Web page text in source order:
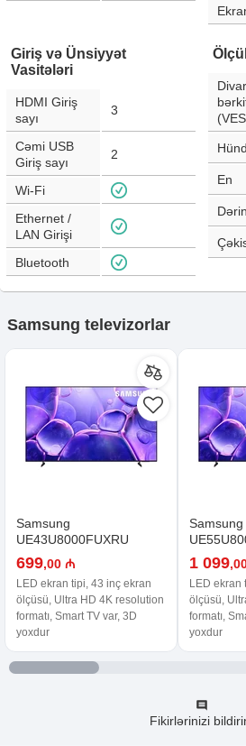
Giriş və Ünsiyyət
Vasitələri
HDMI Giriş
sayı
3
Cəmi USB
Giriş sayı
2
Wi-Fi
Ethernet /
LAN Girişi
Bluetooth
En
Samsung televizorlar
Samsung
UE43U8000FUXRU
699,00 ₼
LED ekran tipi, 43 inç ekran
ölçüsü, Ultra HD 4K resolution
formatı, Smart TV var, 3D
yoxdur
Samsung
1 099
LED ekran
ölçüsü,
formatı,
yoxdur
Fikirlərinizi